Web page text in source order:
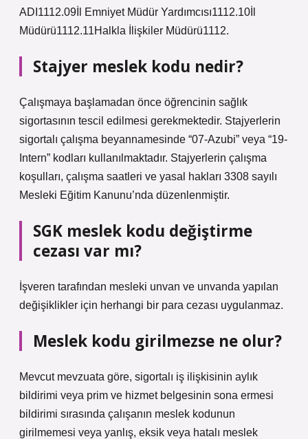
ADI1112.09İl Emniyet Müdür Yardımcısı1112.10İl
Müdürü1112.11Halkla İlişkiler Müdürü1112.
Stajyer meslek kodu nedir?
Çalışmaya başlamadan önce öğrencinin sağlık
sigortasının tescil edilmesi gerekmektedir. Stajyerlerin
sigortalı çalışma beyannamesinde “07-Azubi” veya “19-
Intern” kodları kullanılmaktadır. Stajyerlerin çalışma
koşulları, çalışma saatleri ve yasal hakları 3308 sayılı
Mesleki Eğitim Kanunu’nda düzenlenmiştir.
SGK meslek kodu değiştirme
cezası var mı?
İşveren tarafından mesleki unvan ve unvanda yapılan
değişiklikler için herhangi bir para cezası uygulanmaz.
Meslek kodu girilmezse ne olur?
Mevcut mevzuata göre, sigortalı iş ilişkisinin aylık
bildirimi veya prim ve hizmet belgesinin sona ermesi
bildirimi sırasında çalışanın meslek kodunun
girilmemesi veya yanlış, eksik veya hatalı meslek